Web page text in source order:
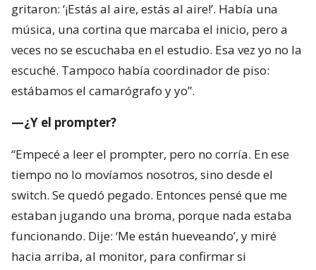
gritaron: ‘¡Estás al aire, estás al aire!’. Había una
música, una cortina que marcaba el inicio, pero a
veces no se escuchaba en el estudio. Esa vez yo no la
escuché. Tampoco había coordinador de piso:
estábamos el camarógrafo y yo”.
—¿Y el prompter?
“Empecé a leer el prompter, pero no corría. En ese
tiempo no lo movíamos nosotros, sino desde el
switch. Se quedó pegado. Entonces pensé que me
estaban jugando una broma, porque nada estaba
funcionando. Dije: ‘Me están hueveando’, y miré
hacia arriba, al monitor, para confirmar si